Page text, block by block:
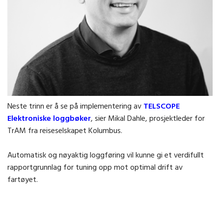
Neste trinn er å se på implementering avTELSCOPE
Elektroniske loggbøker, sier Mikal Dahle, prosjektleder for
TrAM fra reiseselskapet Kolumbus.
Automatisk og nøyaktig loggføring vil kunne gi et verdifullt
rapportgrunnlag for tuning opp mot optimal drift av
fartøyet.